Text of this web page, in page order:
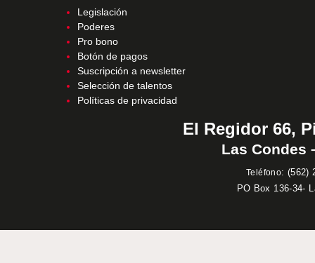
Legislación
Poderes
Pro bono
Botón de pagos
Suscripción a newsletter
Selección de talentos
Políticas de privacidad
El Regidor 66,
Las Condes
Teléfono: (562)
PO Box 136-34-